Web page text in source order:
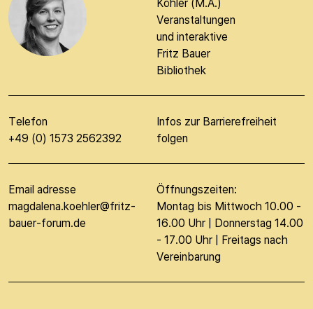
Veranstaltungen
und interaktive
Fritz Bauer
Bibliothek
Telefon
+49 (0) 1573 2562392
Infos zur Barrierefreiheit
folgen
Email adresse
magdalena.koehler@fritz-
bauer-forum.de
Öffnungszeiten:
Montag bis Mittwoch 10.00 -
16.00 Uhr | Donnerstag 14.00
- 17.00 Uhr | Freitags nach
Vereinbarung